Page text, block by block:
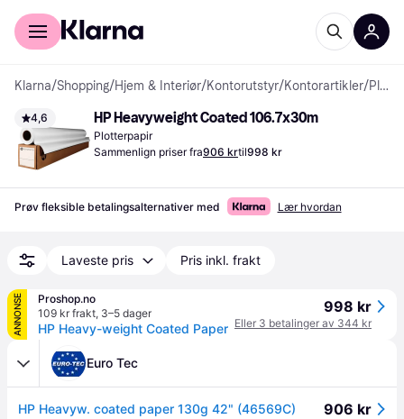
For kunder
Klarna/Shopping/Hjem & Interiør/Kontorutstyr/Kontorartikler/ Plotterpapir
4,6 HP Heavyweight Coated 106.7x30m
Plotterpapir
Sammenlign priser fra906 krtil998 kr
Prøv fleksible betalingsalternativer med Lær hvordan
Laveste pris Pris inkl. frakt
ANNONSE
Proshop.no
109 kr frakt, 3–5 dager
HP Heavy-weight Coated Paper
998 kr
Eller 3 betalinger av 344 kr
Euro Tec
HP Heavyw. coated paper 130g 42" (46569C) 906 kr